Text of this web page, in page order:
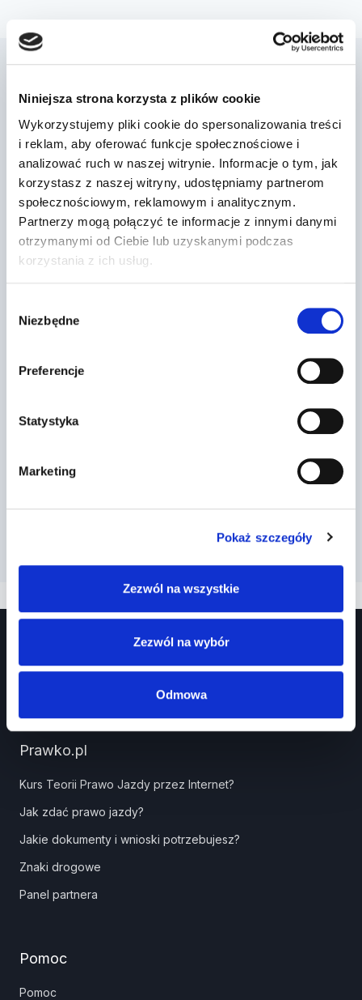
Niniejsza strona korzysta z plików cookie
Wykorzystujemy pliki cookie do spersonalizowania treści
i reklam, aby oferować funkcje społecznościowe i
analizować ruch w naszej witrynie. Informacje o tym, jak
korzystasz z naszej witryny, udostępniamy partnerom
społecznościowym, reklamowym i analitycznym.
Partnerzy mogą połączyć te informacje z innymi danymi
otrzymanymi od Ciebie lub uzyskanymi podczas
korzystania z ich usług.
zgody
Niezbędne
Preferencje
Statystyka
Marketing
Pokaż szczegóły
Zezwól na wszystkie
Zezwól na wybór
Odmowa
Podobne wpisy
Dr Prawko odpowiada: Kierujesz
samochodem osobowym. Czy w tej
sytuacji …
Przez 2022-03-13
Prawko.pl
Kurs Teorii Prawo Jazdy przez Internet?
Jak zdać prawo jazdy?
Jakie dokumenty i wnioski potrzebujesz?
Znaki drogowe
Panel partnera
Pomoc
Pomoc